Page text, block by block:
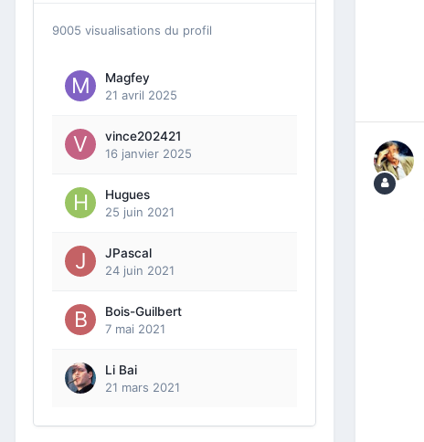
9005 visualisations du profil
Magfey
21 avril 2025
vince202421
16 janvier 2025
Hugues
25 juin 2021
JPascal
24 juin 2021
Bois-Guilbert
7 mai 2021
Li Bai
21 mars 2021